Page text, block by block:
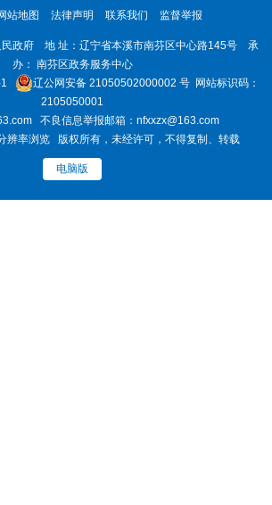
站地图 法律声明 联系我们 监督举报
民政府 地 址：辽宁省本溪市南芬区中心路145号 承
办： 南芬区政务服务中心
1
辽公网安备 21050502000002 号 网站标识码：
2105050001
不良信息举报邮箱：nfxxzx@163.com
辨率浏览 版权所有，未经许可，不得复制、转载
电脑版